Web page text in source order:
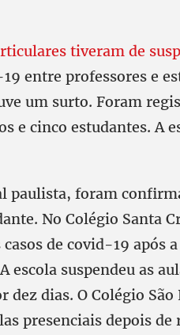
tiveram de
entre professores e
um surto. Foram
e cinco estudantes. A
paulista, foram
No Colégio Santa
de covid-19 após
escola suspendeu as
dez dias. O Colégio
presenciais depois de